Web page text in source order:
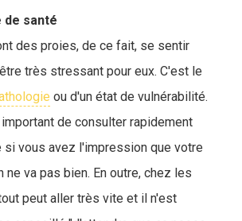
de santé
des proies, de ce fait, se sentir
très stressant pour eux. C'est le
ou d'un état de vulnérabilité.
de consulter rapidement
si vous avez l'impression que votre
ne va pas bien. En outre, chez les
peut aller très vite et il n'est